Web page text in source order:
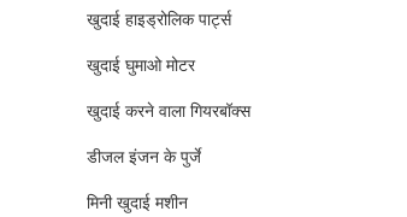
खुदाई हाइड्रोलिक पार्ट्स
खुदाई घुमाओ मोटर
खुदाई करने वाला गियरबॉक्स
डीजल इंजन के पुर्जे
मिनी खुदाई मशीन